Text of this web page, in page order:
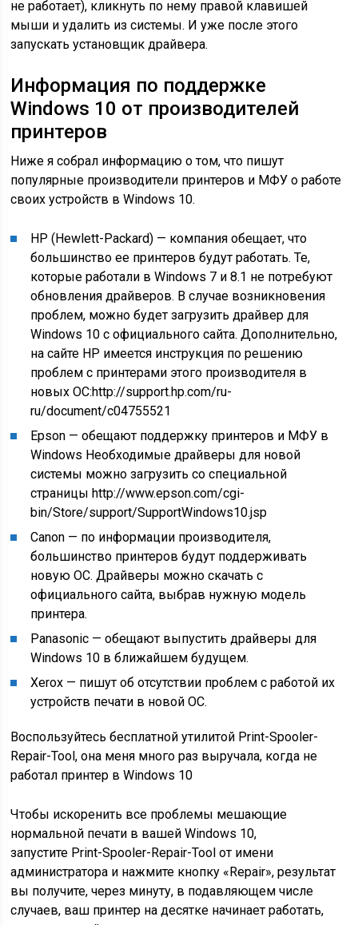
не работает), кликнуть по нему правой клавишей
мыши и удалить из системы. И уже после этого
запускать установщик драйвера.
Информация по поддержке
Windows 10 от производителей
принтеров
Ниже я собрал информацию о том, что пишут
популярные производители принтеров и МФУ о работе
своих устройств в Windows 10.
HP (Hewlett-Packard) — компания обещает, что
большинство ее принтеров будут работать. Те,
которые работали в Windows 7 и 8.1 не потребуют
обновления драйверов. В случае возникновения
проблем, можно будет загрузить драйвер для
Windows 10 с официального сайта. Дополнительно,
на сайте HP имеется инструкция по решению
проблем с принтерами этого производителя в
новых ОС:http://support.hp.com/ru-
ru/document/c04755521
Epson — обещают поддержку принтеров и МФУ в
Windows Необходимые драйверы для новой
системы можно загрузить со специальной
страницы http://www.epson.com/cgi-
bin/Store/support/SupportWindows10.jsp
Canon — по информации производителя,
большинство принтеров будут поддерживать
новую ОС. Драйверы можно скачать с
официального сайта, выбрав нужную модель
принтера.
Panasonic — обещают выпустить драйверы для
Windows 10 в ближайшем будущем.
Xerox — пишут об отсутствии проблем с работой их
устройств печати в новой ОС.
Воспользуйтесь бесплатной утилитой Print-Spooler-
Repair-Tool, она меня много раз выручала, когда не
работал принтер в Windows 10
Чтобы искоренить все проблемы мешающие
нормальной печати в вашей Windows 10,
запустите Print-Spooler-Repair-Tool от имени
администратора и нажмите кнопку «Repair», результат
вы получите, через минуту, в подавляющем числе
случаев, ваш принтер на десятке начинает работать,